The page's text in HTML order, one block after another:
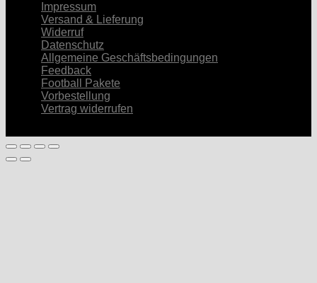
Impressum
Versand & Lieferung
Widerruf
Datenschutz
Allgemeine Geschäftsbedingungen
Feedback
Football Pakete
Vorbestellung
Vertrag widerrufen